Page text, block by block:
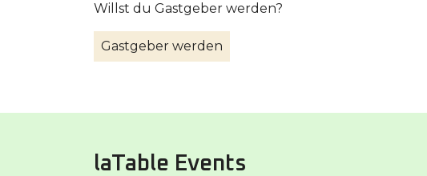
Willst du Gastgeber werden?
Gastgeber werden
laTable Events